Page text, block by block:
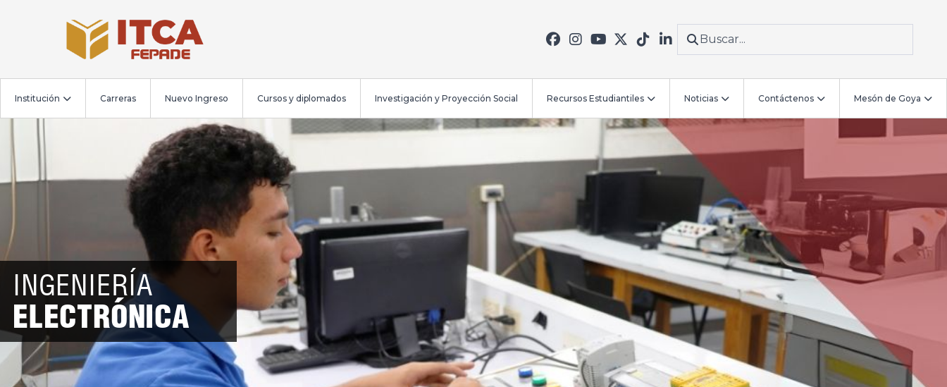
Institución Carreras Nuevo Ingreso Cursos y diplomados Investigación y Proyección Social Recursos Estudiantiles Noticias Contáctenos Mesón de Goya
INGENIERÍA
ELECTRÓNICA